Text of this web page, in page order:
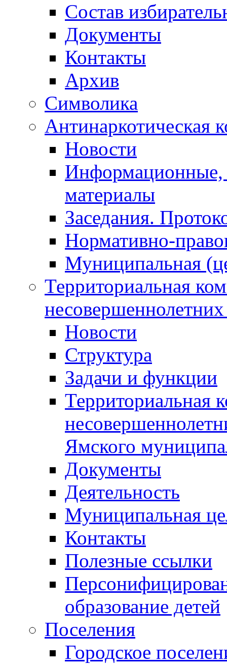
Состав
Документы
Контакты
Архив
Символика
Антинаркотическая
Новости
Информационные,
материалы
Заседания.
Нормативно-
Муниципальная
Территориальная
Новости
Структура
Задачи и функции
Территориальная
Ямского
Документы
Деятельность
Муниципальная
Контакты
Полезные ссылки
образование детей
Поселения
Городское